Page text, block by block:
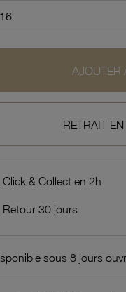
AJOUTER
RETRAIT
Click & Collect en 2h
Retour 30 jours
sous 8 jours